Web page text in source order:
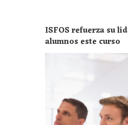
ISFOS refuerza su
alumnos este curso